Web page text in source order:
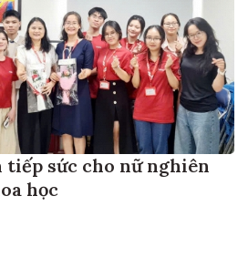
tiếp sức cho nữ nghiên
học